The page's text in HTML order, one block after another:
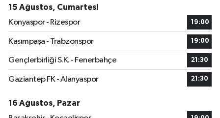
15 Ağustos, Cumartesi
Konyaspor - Rizespor
19:00
Kasımpaşa - Trabzonspor 19:00
Gençlerbirliği S.K. - Fenerbahçe 21:30
Gaziantep FK - Alanyaspor 21:30
16 Ağustos, Pazar